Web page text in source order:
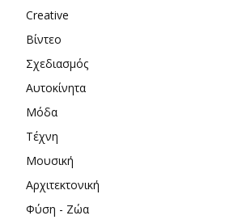
Creative
Βίντεο
Σχεδιασμός
Αυτοκίνητα
Μόδα
Τέχνη
Μουσική
Αρχιτεκτονική
Φύση - Ζώα